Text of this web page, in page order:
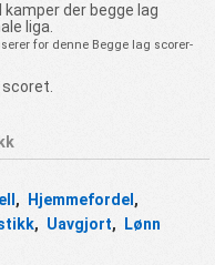
der begge lag
liga.
for denne Begge lag scorer-
, Hjemmefordel ,
, Uavgjort,
Lønn